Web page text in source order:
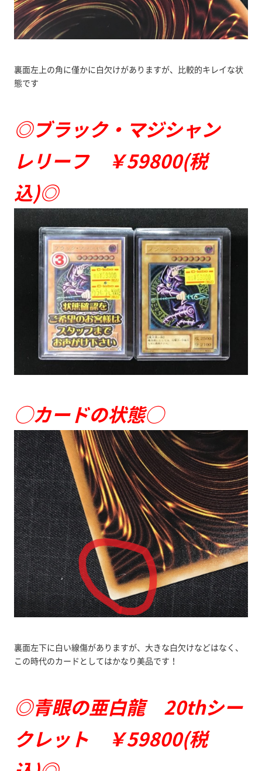
裏面左上の角に僅かに白欠けがありますが、比較的キレイな状
態です
◎ブラック・マジシャン
レリーフ ￥59800(税
込)◎
◯カードの状態◯
裏面左下に白い線傷がありますが、大きな白欠けなどはなく、
この時代のカードとしてはかなり美品です！
◎青眼の亜白龍 20thシー
クレット ￥59800(税